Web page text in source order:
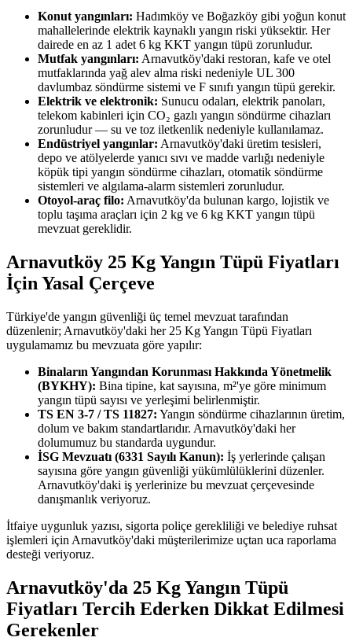
Konut yangınları: Hadımköy ve Boğazköy gibi yoğun konut
mahallelerinde elektrik kaynaklı yangın riski yüksektir. Her
dairede en az 1 adet 6 kg KKT yangın tüpü zorunludur.
Mutfak yangınları: Arnavutköy'daki restoran, kafe ve otel
mutfaklarında yağ alev alma riski nedeniyle UL 300
davlumbaz söndürme sistemi ve F sınıfı yangın tüpü gerekir.
Elektrik ve elektronik: Sunucu odaları, elektrik panoları,
telekom kabinleri için CO₂ gazlı yangın söndürme cihazları
zorunludur — su ve toz iletkenlik nedeniyle kullanılamaz.
Endüstriyel yangınlar: Arnavutköy'daki üretim tesisleri,
depo ve atölyelerde yanıcı sıvı ve madde varlığı nedeniyle
köpük tipi yangın söndürme cihazları, otomatik söndürme
sistemleri ve algılama-alarm sistemleri zorunludur.
Otoyol-araç filo: Arnavutköy'da bulunan kargo, lojistik ve
toplu taşıma araçları için 2 kg ve 6 kg KKT yangın tüpü
mevzuat gereklidir.
Arnavutköy 25 Kg Yangın Tüpü Fiyatları
İçin Yasal Çerçeve
Türkiye'de yangın güvenliği üç temel mevzuat tarafından
düzenlenir; Arnavutköy'daki her 25 Kg Yangın Tüpü Fiyatları
uygulamamız bu mevzuata göre yapılır:
Binaların Yangından Korunması Hakkında Yönetmelik
(BYKHY): Bina tipine, kat sayısına, m²'ye göre minimum
yangın tüpü sayısı ve yerleşimi belirlenmiştir.
TS EN 3-7 / TS 11827: Yangın söndürme cihazlarının üretim,
dolum ve bakım standartlarıdır. Arnavutköy'daki her
dolumumuz bu standarda uygundur.
İSG Mevzuatı (6331 Sayılı Kanun): İş yerlerinde çalışan
sayısına göre yangın güvenliği yükümlülüklerini düzenler.
Arnavutköy'daki iş yerlerinize bu mevzuat çerçevesinde
danışmanlık veriyoruz.
İtfaiye uygunluk yazısı, sigorta poliçe gerekliliği ve belediye ruhsat
işlemleri için Arnavutköy'daki müşterilerimize uçtan uca raporlama
desteği veriyoruz.
Arnavutköy'da 25 Kg Yangın Tüpü
Fiyatları Tercih Ederken Dikkat Edilmesi
Gerekenler